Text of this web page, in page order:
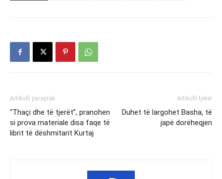
Artikulli paraprak
“Thaçi dhe të tjerët”, pranohen
si prova materiale disa faqe të
librit të dëshmitarit Kurtaj
Artikulli tjetër
Duhet të largohet Basha, të
japë dorëheqjen